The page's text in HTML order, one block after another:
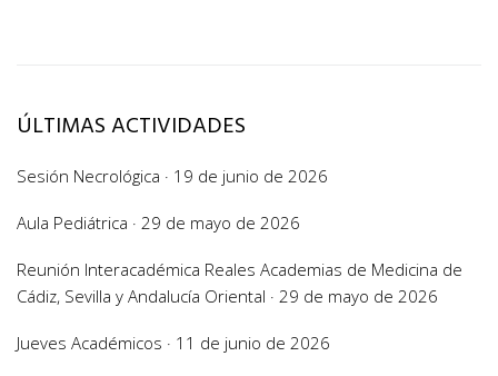
ÚLTIMAS ACTIVIDADES
Sesión Necrológica · 19 de junio de 2026
Aula Pediátrica · 29 de mayo de 2026
Reunión Interacadémica Reales Academias de Medicina de
Cádiz, Sevilla y Andalucía Oriental · 29 de mayo de 2026
Jueves Académicos · 11 de junio de 2026